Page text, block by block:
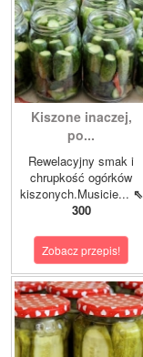
Kiszone inaczej,
po...
Rewelacyjny smak i
chrupkość ogórków
kiszonych.Musicie... ⇖
300
Zobacz przepis!